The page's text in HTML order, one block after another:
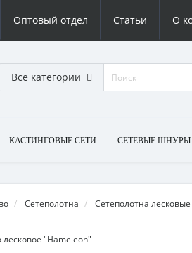
Оптовый отдел Статьи О
Все категории
КАСТИНГОВЫЕ СЕТИ СЕТЕВЫЕ ШНУРЫ
Сетеполотна Сетеполотна